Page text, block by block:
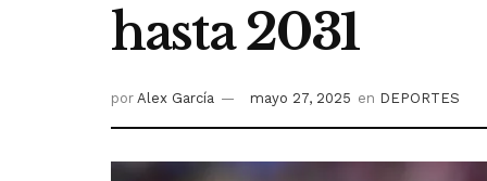
hasta 2031
por Alex García mayo 27, 2025 en DEPORTES